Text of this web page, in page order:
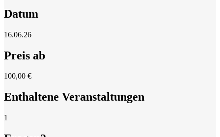
Datum
16.06.26
Preis ab
100,00 €
Enthaltene Veranstaltungen
1